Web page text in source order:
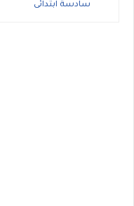
سادسة ابتدائى